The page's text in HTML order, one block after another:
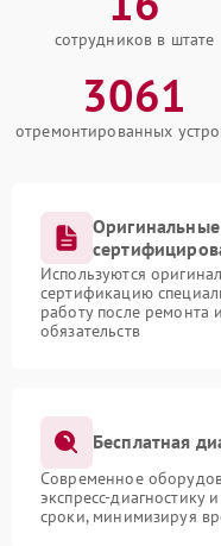
сотрудников в штате
3061
отремонтированных
Оригинальные
Используются
сертификацию
работу после ремонта
обязательств
Бесплатная
Современное
экспресс-диагностику
сроки, минимизируя